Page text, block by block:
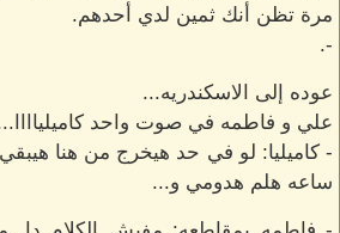
مرة تظن أنك ثمين لدي أحدهم.
-.
عوده إلى الاسكندريه...
علي و فاطمه في صوت واحد
- كاميليا: لو في حد هيخرج من هنا
ساعه هلم هدومي و...